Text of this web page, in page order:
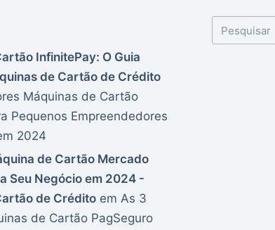
InfinitePay: O Guia
de Cartão de Crédito
Máquinas de Cartão
Pequenos Empreendedores
2024
de Cartão Mercado
Seu Negócio em 2024 -
de Crédito emAs 3
de Cartão PagSeguro